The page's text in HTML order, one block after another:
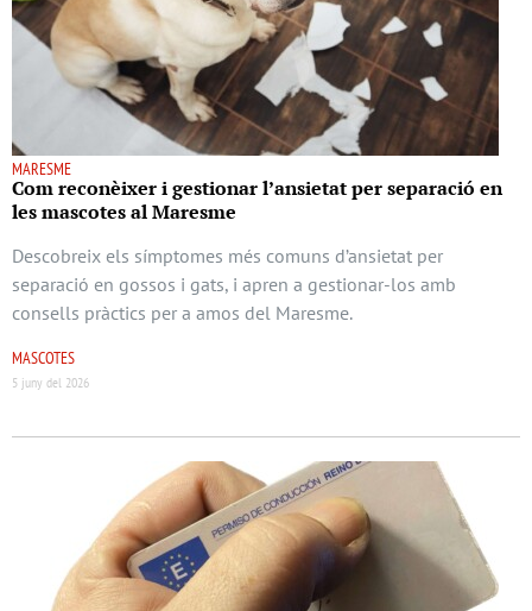
MARESME
Com reconèixer i gestionar l’ansietat per separació en
les mascotes al Maresme
Descobreix els símptomes més comuns d’ansietat per
separació en gossos i gats, i apren a gestionar-los amb
consells pràctics per a amos del Maresme.
MASCOTES
5 juny del 2026